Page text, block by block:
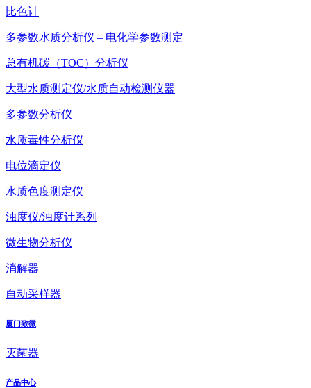
比色计
多参数水质分析仪 – 电化学参数测定
总有机碳（TOC）分析仪
大型水质测定仪/水质自动检测仪器
多参数分析仪
水质毒性分析仪
电位滴定仪
水质色度测定仪
浊度仪/浊度计系列
微生物分析仪
消解器
自动采样器
厦门致微
灭菌器
产品中心